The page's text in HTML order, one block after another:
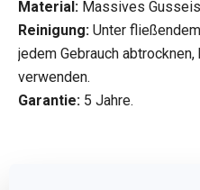
Material: Massives
Reinigung: Unter
jedem Gebrauch
verwenden.
Garantie: 5 Jahre.